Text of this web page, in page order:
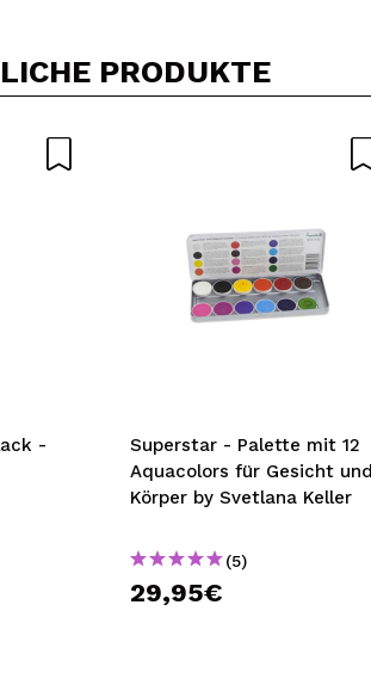
PRODUKTE
-
Superstar - Palette mit 12
Aquacolors für Gesicht und
Körper by Svetlana Keller
(5)
29,95€